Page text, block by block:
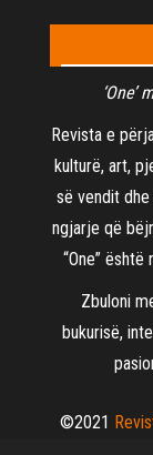
Revista e
kulturë, art,
së vendit
ngjarje që
“One”
Zbuloni
bukurisë,
©2021